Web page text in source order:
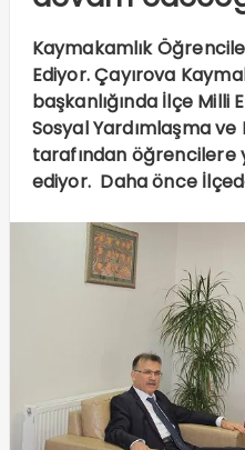
Kaymakamlık
Ediyor. Çayırova
başkanlığında İlçe Milli
Sosyal Yardımlaşma ve
tarafından öğrencilere
ediyor. Daha önce